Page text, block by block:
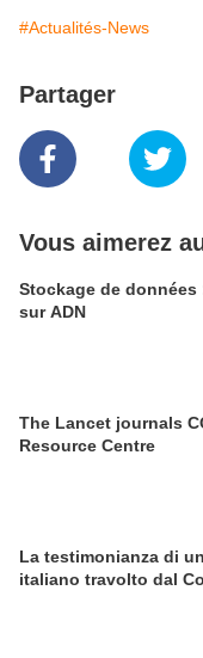
#Actualités-News
Partager
Vous aimerez
Stockage de
sur ADN
The Lancet journals
Resource Centre
La testimonianza di
italiano travolto dal